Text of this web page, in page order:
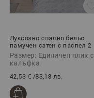
Луксозно спално бельо
памучен сатен с паспел 2
части, СМОУКИ/СИЛВЪРИ
Размер: Единичен плик с
калъфка
42,53 € /83,18 лв.